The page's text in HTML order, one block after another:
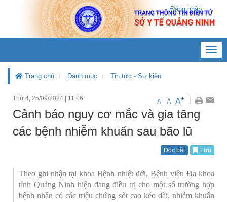
Đăng nhập
Trang chủ Danh mục Tin tức - Sự kiện
Thứ 4, 25/09/2024 11:06 A- A A+
Cảnh báo nguy cơ mắc và gia tăng
các bệnh nhiễm khuẩn sau bão lũ
Đọc bài Lưu
Theo ghi nhận tại khoa Bệnh nhiệt đới, Bệnh viện Đa khoa
tỉnh Quảng Ninh hiện đang điều trị cho một số trường hợp
bệnh nhân có các triệu chứng sốt cao kéo dài, nhiễm khuẩn